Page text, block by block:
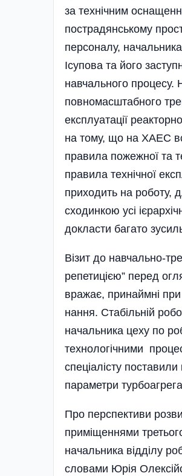
за технічним
пострадянському
персоналу,
Ісупова та його
навчального процесу.
повномасштабного
експлуатації
на тому, що на ХАЕС
правила пожежної та
правила технічної
приходить на роботу,
сходинкою усі
докласти багато
Візит до навчально-
репетицією” перед
вражає, принаймні
нання. Ста­більній
начальника цеху по
технологічними
спеці­алісту
параметри
Про перспективи
приміщеннями
начальника відділу
словами Юрія